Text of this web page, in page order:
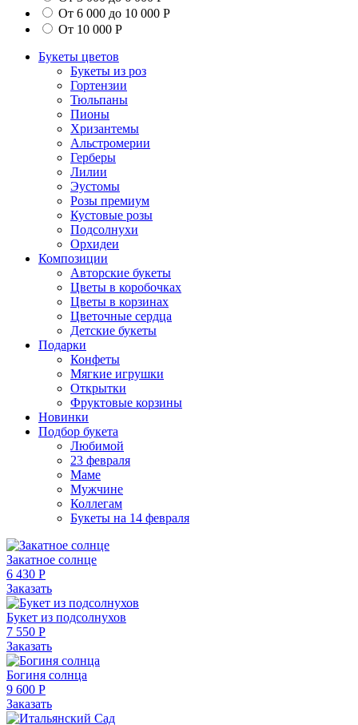
От 6 000 до 10 000 Р
От 10 000 Р
Букеты цветов
Букеты из роз
Гортензии
Тюльпаны
Пионы
Хризантемы
Альстромерии
Герберы
Лилии
Эустомы
Розы премиум
Кустовые розы
Подсолнухи
Орхидеи
Композиции
Авторские букеты
Цветы в коробочках
Цветы в корзинах
Цветочные сердца
Детские букеты
Подарки
Конфеты
Мягкие игрушки
Открытки
Фруктовые корзины
Новинки
Подбор букета
Любимой
23 февраля
Маме
Мужчине
Коллегам
Букеты на 14 февраля
Закатное солнце
6 430 Р
Заказать
Букет из подсолнухов
7 550 Р
Заказать
Богиня солнца
9 600 Р
Заказать